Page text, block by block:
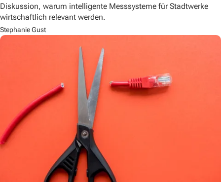
Diskussion, warum intelligente Messsysteme für Stadtwerke
wirtschaftlich relevant werden.
Stephanie Gust